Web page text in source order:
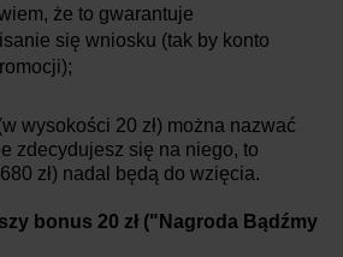
że to gwarantuje
się wniosku (tak by konto
wysokości 20 zł) można nazwać
zdecydujesz się na niego, to
zł) nadal będą do wzięcia.
bonus 20 zł ("Nagroda Bądźmy